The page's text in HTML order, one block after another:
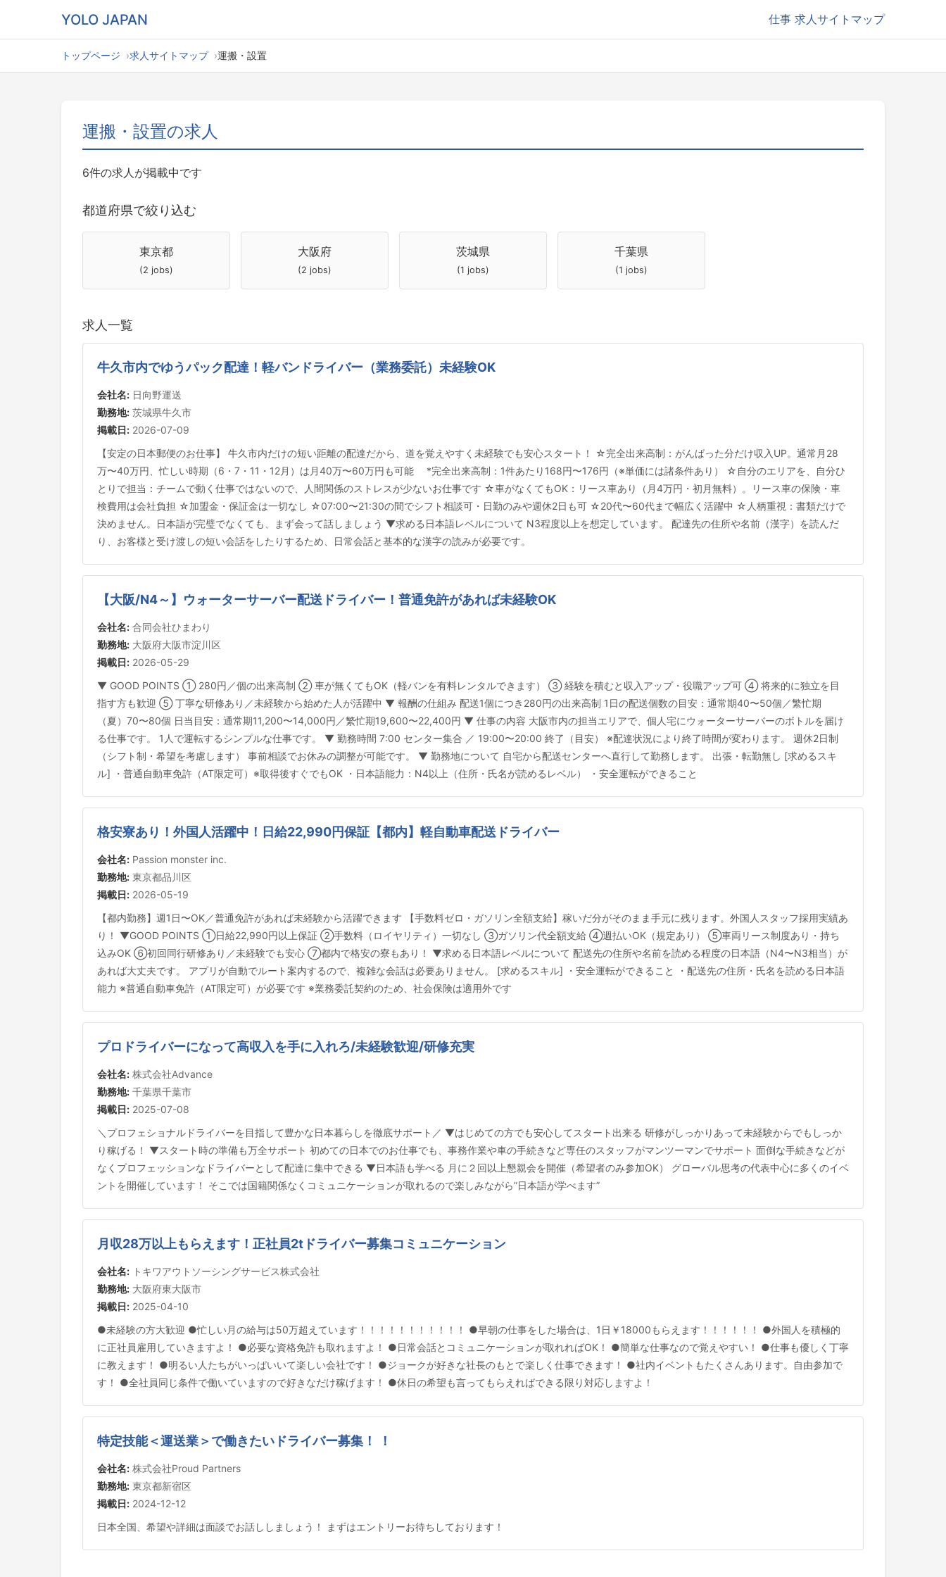
YOLO JAPAN 仕事 求人サイトマップ
トップページ 求人サイトマップ 運搬・設置
運搬・設置の求人
6件の求人が掲載中です
都道府県で絞り込む
東京都
(2 jobs)
大阪府
(2 jobs)
茨城県
(1 jobs)
千葉県
(1 jobs)
求人一覧
牛久市内でゆうパック配達！軽バンドライバー（業務委託）未経験OK
会社名: 日向野運送
勤務地: 茨城県牛久市
掲載日: 2026-07-09
【安定の日本郵便のお仕事】 牛久市内だけの短い距離の配達だから、道を覚えやすく未経験でも安心スタート！ ☆完全出来高制：がんばった分だけ収入UP。通常月28
万〜40万円、忙しい時期（6・7・11・12月）は月40万〜60万円も可能 *完全出来高制：1件あたり168円〜176円（※単価には諸条件あり） ☆自分のエリアを、自分ひ
とりで担当：チームで動く仕事ではないので、人間関係のストレスが少ないお仕事です ☆車がなくてもOK：リース車あり（月4万円・初月無料）。リース車の保険・車
検費用は会社負担 ☆加盟金・保証金は一切なし ☆07:00〜21:30の間でシフト相談可・日勤のみや週休2日も可 ☆20代〜60代まで幅広く活躍中 ☆人柄重視：書類だけで
決めません。日本語が完璧でなくても、まず会って話しましょう ▼求める日本語レベルについて N3程度以上を想定しています。 配達先の住所や名前（漢字）を読んだ
り、お客様と受け渡しの短い会話をしたりするため、日常会話と基本的な漢字の読みが必要です。
【大阪/N4～】ウォーターサーバー配送ドライバー！普通免許があれば未経験OK
会社名: 合同会社ひまわり
勤務地: 大阪府大阪市淀川区
掲載日: 2026-05-29
▼ GOOD POINTS ① 280円／個の出来高制 ② 車が無くてもOK（軽バンを有料レンタルできます） ③ 経験を積むと収入アップ・役職アップ可 ④ 将来的に独立を目
指す方も歓迎 ⑤ 丁寧な研修あり／未経験から始めた人が活躍中 ▼ 報酬の仕組み 配送1個につき280円の出来高制 1日の配送個数の目安：通常期40〜50個／繁忙期
（夏）70〜80個 日当目安：通常期11,200〜14,000円／繁忙期19,600〜22,400円 ▼ 仕事の内容 大阪市内の担当エリアで、個人宅にウォーターサーバーのボトルを届け
る仕事です。 1人で運転するシンプルな仕事です。 ▼ 勤務時間 7:00 センター集合 ／ 19:00〜20:00 終了（目安） ※配達状況により終了時間が変わります。 週休2日制
（シフト制・希望を考慮します） 事前相談でお休みの調整が可能です。 ▼ 勤務地について 自宅から配送センターへ直行して勤務します。 出張・転勤無し [求めるスキ
ル] ・普通自動車免許（AT限定可）※取得後すぐでもOK ・日本語能力：N4以上（住所・氏名が読めるレベル） ・安全運転ができること
格安寮あり！外国人活躍中！日給22,990円保証【都内】軽自動車配送ドライバー
会社名: Passion monster inc.
勤務地: 東京都品川区
掲載日: 2026-05-19
【都内勤務】週1日〜OK／普通免許があれば未経験から活躍できます 【手数料ゼロ・ガソリン全額支給】稼いだ分がそのまま手元に残ります。外国人スタッフ採用実績あ
り！ ▼GOOD POINTS ①日給22,990円以上保証 ②手数料（ロイヤリティ）一切なし ③ガソリン代全額支給 ④週払いOK（規定あり） ⑤車両リース制度あり・持ち
込みOK ⑥初回同行研修あり／未経験でも安心 ⑦都内で格安の寮もあり！ ▼求める日本語レベルについて 配送先の住所や名前を読める程度の日本語（N4〜N3相当）が
あれば大丈夫です。 アプリが自動でルート案内するので、複雑な会話は必要ありません。 [求めるスキル] ・安全運転ができること ・配送先の住所・氏名を読める日本語
能力 ※普通自動車免許（AT限定可）が必要です ※業務委託契約のため、社会保険は適用外です
プロドライバーになって高収入を手に入れろ/未経験歓迎/研修充実
会社名: 株式会社Advance
勤務地: 千葉県千葉市
掲載日: 2025-07-08
＼プロフェショナルドライバーを目指して豊かな日本暮らしを徹底サポート／ ▼はじめての方でも安心してスタート出来る 研修がしっかりあって未経験からでもしっか
り稼げる！ ▼スタート時の準備も万全サポート 初めての日本でのお仕事でも、事務作業や車の手続きなど専任のスタッフがマンツーマンでサポート 面倒な手続きなどが
なくプロフェッションなドライバーとして配達に集中できる ▼日本語も学べる 月に２回以上懇親会を開催（希望者のみ参加OK） グローバル思考の代表中心に多くのイベ
ントを開催しています！ そこでは国籍関係なくコミュニケーションが取れるので楽しみながら”日本語が学べます”
月収28万以上もらえます！正社員2tドライバー募集コミュニケーション
会社名: トキワアウトソーシングサービス株式会社
勤務地: 大阪府東大阪市
掲載日: 2025-04-10
●未経験の方大歓迎 ●忙しい月の給与は50万超えています！！！！！！！！！！！ ●早朝の仕事をした場合は、1日￥18000もらえます！！！！！！ ●外国人を積極的
に正社員雇用していきますよ！ ●必要な資格免許も取れますよ！ ●日常会話とコミュニケーションが取れればOK！ ●簡単な仕事なので覚えやすい！ ●仕事も優しく丁寧
に教えます！ ●明るい人たちがいっぱいいて楽しい会社です！ ●ジョークが好きな社長のもとで楽しく仕事できます！ ●社内イベントもたくさんあります。自由参加で
す！ ●全社員同じ条件で働いていますので好きなだけ稼げます！ ●休日の希望も言ってもらえればできる限り対応しますよ！
特定技能＜運送業＞で働きたいドライバー募集！ ！
会社名: 株式会社Proud Partners
勤務地: 東京都新宿区
掲載日: 2024-12-12
日本全国、希望や詳細は面談でお話ししましょう！ まずはエントリーお待ちしております！